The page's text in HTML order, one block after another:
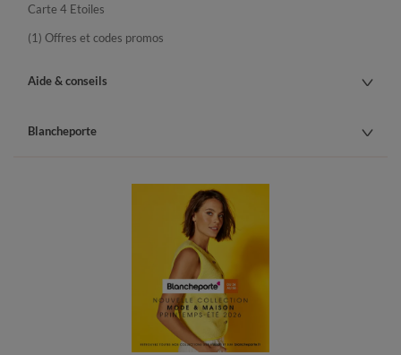
Carte 4 Etoiles
(1) Offres et codes promos
Aide & conseils
Blancheporte